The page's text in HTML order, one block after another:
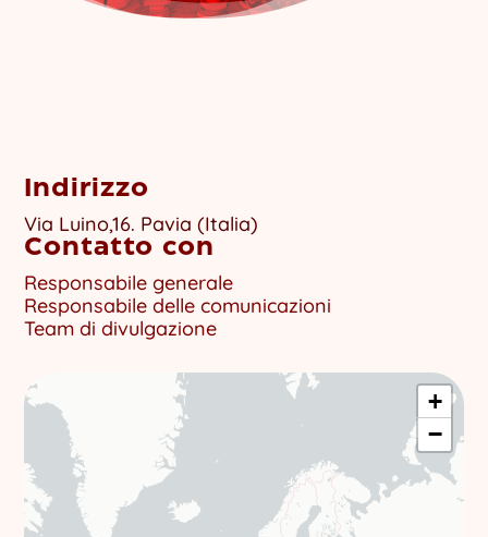
Indirizzo
Via Luino,16. Pavia (Italia)
Contatto con
Responsabile generale
Responsabile delle comunicazioni
Team di divulgazione
+
−